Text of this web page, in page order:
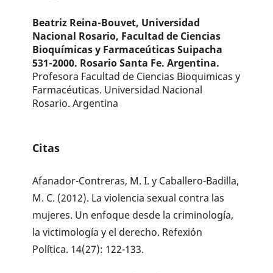
Beatriz Reina-Bouvet, Universidad
Nacional Rosario, Facultad de Ciencias
Bioquímicas y Farmaceúticas Suipacha
531-2000. Rosario Santa Fe. Argentina.
Profesora Facultad de Ciencias Bioquimicas y
Farmacéuticas. Universidad Nacional
Rosario. Argentina
Citas
Afanador-Contreras, M. I. y Caballero-Badilla,
M. C. (2012). La violencia sexual contra las
mujeres. Un enfoque desde la criminología,
la victimología y el derecho. Refexión
Política. 14(27): 122-133.